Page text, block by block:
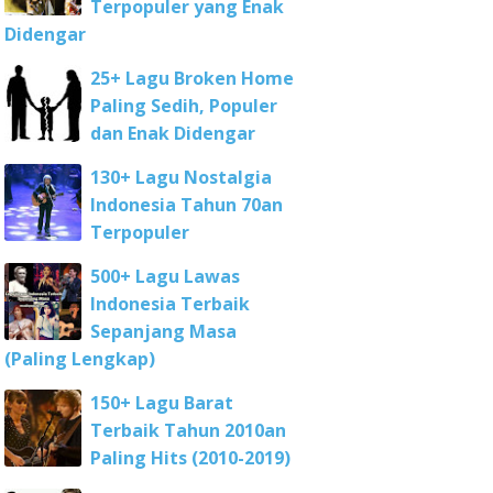
Terpopuler yang Enak
Didengar
25+ Lagu Broken Home
Paling Sedih, Populer
dan Enak Didengar
130+ Lagu Nostalgia
Indonesia Tahun 70an
Terpopuler
500+ Lagu Lawas
Indonesia Terbaik
Sepanjang Masa
(Paling Lengkap)
150+ Lagu Barat
Terbaik Tahun 2010an
Paling Hits (2010-2019)